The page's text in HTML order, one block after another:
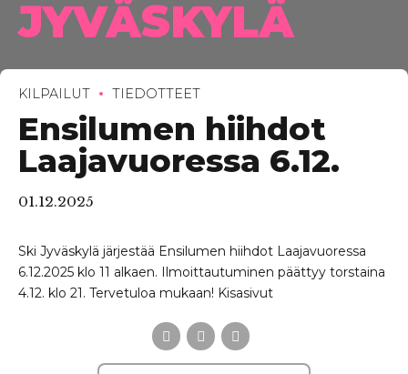
JYVÄSKYLÄ
KILPAILUT TIEDOTTEET
Ensilumen hiihdot
Laajavuoressa 6.12.
01.12.2025
Ski Jyväskylä järjestää Ensilumen hiihdot Laajavuoressa
6.12.2025 klo 11 alkaen. Ilmoittautuminen päättyy torstaina
4.12. klo 21. Tervetuloa mukaan! Kisasivut